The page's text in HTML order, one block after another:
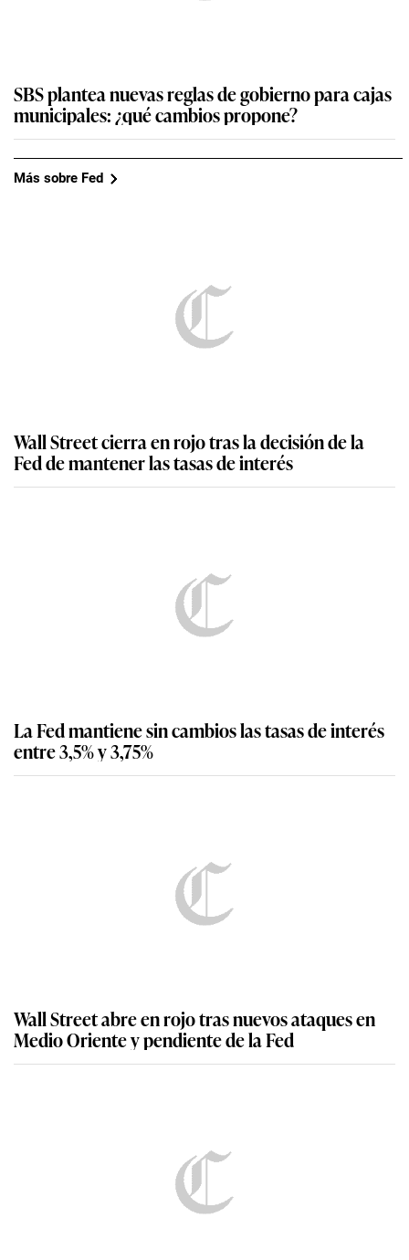
SBS plantea nuevas reglas de gobierno para cajas
municipales: ¿qué cambios propone?
Más sobre Fed
Wall Street cierra en rojo tras la decisión de la
Fed de mantener las tasas de interés
La Fed mantiene sin cambios las tasas de interés
entre 3,5% y 3,75%
Wall Street abre en rojo tras nuevos ataques en
Medio Oriente y pendiente de la Fed